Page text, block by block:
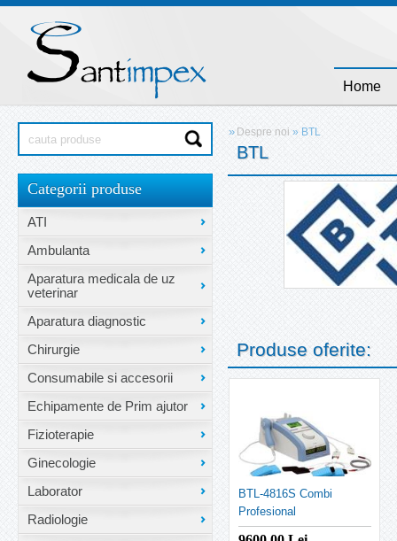
Home
Categorii produse
ATI
Ambulanta
Aparatura medicala de uz
veterinar
Aparatura diagnostic
Chirurgie
Consumabile si accesorii
Echipamente de Prim ajutor
Fizioterapie
Ginecologie
Laborator
Radiologie
» Despre noi » BTL
BTL
Produse oferite:
BTL-4816S Combi
Profesional